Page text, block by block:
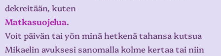
dekreitään, kuten
Matkasuojelua.
Voit päivän tai yön minä hetkenä tahansa kutsua
Mikaelin avuksesi sanomalla kolme kertaa tai niin